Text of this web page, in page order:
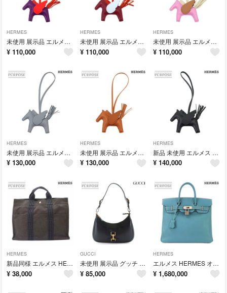
HERMES
未使用 展示品 エルメス HERMES ロデオ ペガサス PM バッグ チャーム アニョーミロ スイフト ヴィオレ カプシーヌ コーネリアン 90335946
¥ 110,000
HERMES
未使用 展示品 エルメス HERMES ロデオ ペガサス PM バッグ チャーム アニョーミロ スイフト ルージュグレナ コーネリアン 90335945
¥ 110,000
HERMES
未使用 展示品 エルメス HERMES ロデオ ペガサス PM バッグ チャーム アニョーミロ モーヴシルベストル チャイ クレ Z刻印 90335944
¥ 110,000
HERMES
未使用 展示品 エルメス HERMES ロデオ ペガサス PM バッグ チャーム アニョーミロ スイフト グリパンタン K刻印 90335939
¥ 130,000
HERMES
未使用 展示品 エルメス HERMES ロデオ ペガサス PM バッグ チャーム アニョーミロ スイフト ソーゴールド K刻印 Rodeo Pegasus 90335938
¥ 130,000
HERMES
新品 未使用 エルメス HERMES ソーブラック ロデオ ペガサス PM バッグチャーム アニョーミロ スイフト W刻印 Rodeo Pegasus 90335936
¥ 140,000
HERMES
新品同様 エルメス HERMES エールライン トート MM バッグ キャンバス グレー シルバー 金具 Herline tote MM 90335535
¥ 38,000
GUCCI
未使用 展示品 グッチ GUCCI ショルダー バッグ レザー ブラック 0014128 ゴールド 金具 Shoulder Bag 90335525
¥ 85,000
HERMES
エルメス HERMES オータクロア 28 ハンド バッグ エプソン ブルージーン □J刻印 シルバー 金具 Haut a Courroies 90335382
¥ 1,680,000